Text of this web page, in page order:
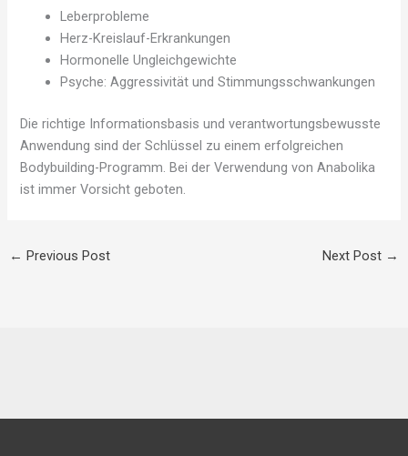
Leberprobleme
Herz-Kreislauf-Erkrankungen
Hormonelle Ungleichgewichte
Psyche: Aggressivität und Stimmungsschwankungen
Die richtige Informationsbasis und verantwortungsbewusste
Anwendung sind der Schlüssel zu einem erfolgreichen
Bodybuilding-Programm. Bei der Verwendung von Anabolika
ist immer Vorsicht geboten.
← Previous Post Next Post →